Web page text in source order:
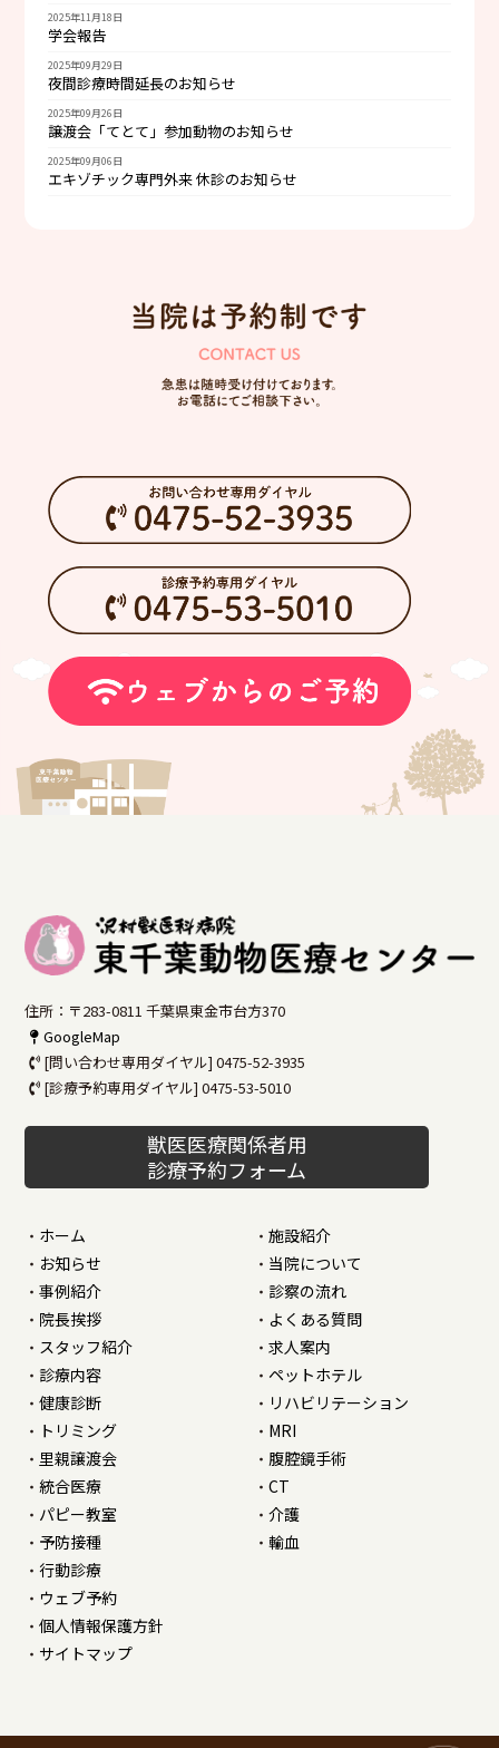
2025年11月18日
学会報告
2025年09月29日
夜間診療時間延長のお知らせ
2025年09月26日
譲渡会「てとて」参加動物のお知らせ
2025年09月06日
エキゾチック専門外来 休診のお知らせ
住所：〒283-0811 千葉県東金市台方370
GoogleMap
[問い合わせ専用ダイヤル] 0475-52-3935
[診療予約専用ダイヤル] 0475-53-5010
獣医医療関係者用
診療予約フォーム
ホーム
お知らせ
事例紹介
院長挨拶
スタッフ紹介
施設紹介
当院について
診察の流れ
よくある質問
求人案内
診療内容
健康診断
トリミング
里親譲渡会
統合医療
パピー教室
予防接種
ペットホテル
リハビリテーション
MRI
腹腔鏡手術
CT
介護
輸血
行動診療
ウェブ予約
個人情報保護方針
サイトマップ